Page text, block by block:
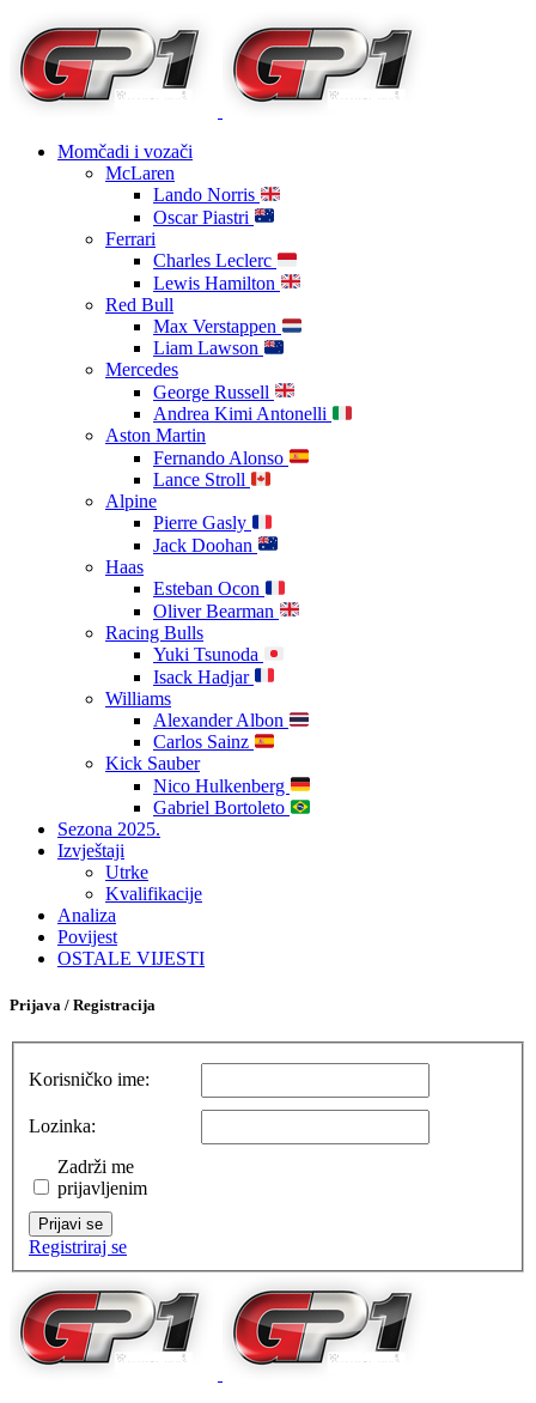
Momčadi i vozači
McLaren
Lando Norris
Oscar Piastri
Ferrari
Charles Leclerc
Lewis Hamilton
Red Bull
Max Verstappen
Liam Lawson
Mercedes
George Russell
Andrea Kimi Antonelli
Aston Martin
Fernando Alonso
Lance Stroll
Alpine
Pierre Gasly
Jack Doohan
Haas
Esteban Ocon
Oliver Bearman
Racing Bulls
Yuki Tsunoda
Isack Hadjar
Williams
Alexander Albon
Carlos Sainz
Kick Sauber
Nico Hulkenberg
Gabriel Bortoleto
Sezona 2025.
Izvještaji
Utrke
Kvalifikacije
Analiza
Povijest
OSTALE VIJESTI
Prijava / Registracija
Korisničko ime:
Lozinka:
Zadrži me
prijavljenim
Prijavi se
Registriraj se